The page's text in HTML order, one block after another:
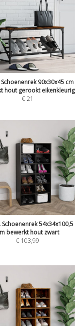
90x30x45 cm
hout gerookt eikenkleurig
€21
Schoenenrek 54x34x100,5
bewerkt hout zwart
€ 103,99